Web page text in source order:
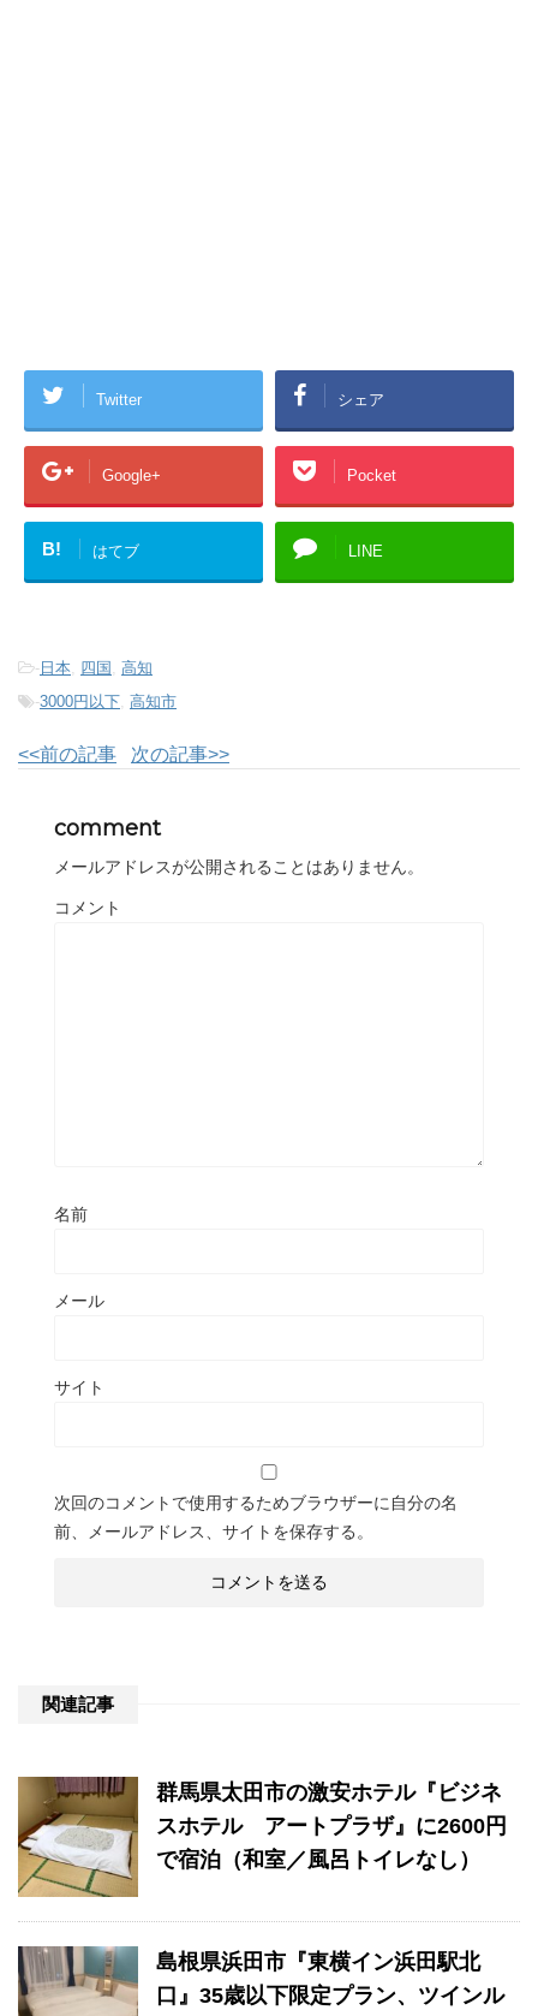
Twitter シェア
Google+ Pocket
B! はてブ LINE
- 日本, 四国 , 高知
-3000円以下, 高知市
<<前の記事 次の記事>>
comment
メールアドレスが公開されることはありません。
コメント
名前
メール
サイト
次回のコメントで使用するためブラウザーに自分の名
前、メールアドレス、サイトを保存する。
関連記事
群馬県太田市の激安ホテル『ビジネ
スホテル アートプラザ』に2600円
で宿泊（和室／風呂トイレなし）
島根県浜田市『東横イン浜田駅北
口』35歳以下限定プラン、ツインル